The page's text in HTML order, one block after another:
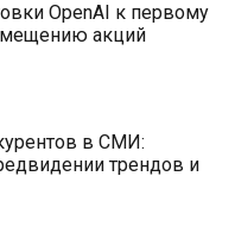
OpenAI к первому
акций
в СМИ:
трендов и